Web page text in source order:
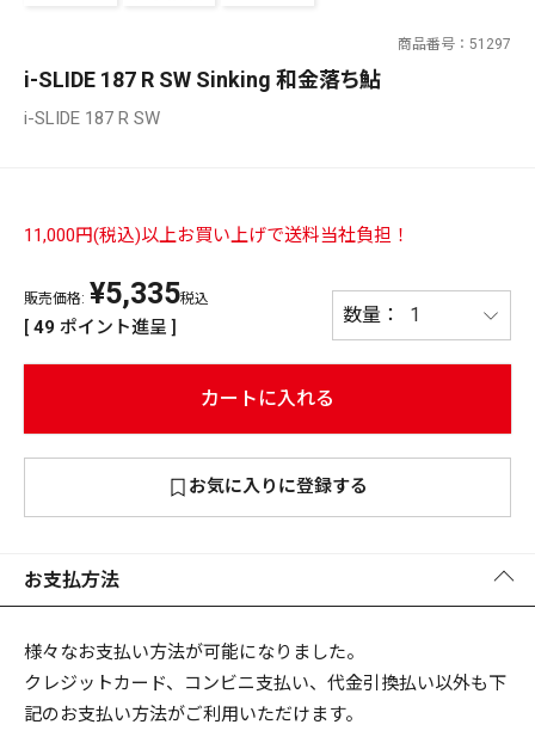
PREMIUM ［ オンライン限定 ］
PREMIUM
新作
リセット この内容で検索する
商品番号 51297
i-SLIDE 187 R SW Sinking 和金落ち鮎
i-SLIDE 187 R SW
11,000円(税込)以上お買い上げで送料当社負担！
販売価格: ¥5,335税込
[ 49 ポイント進呈 ]
カートに入れる
お気に入りに登録する
お支払方法
様々なお支払い方法が可能になりました。
クレジットカード、コンビニ支払い、代金引換払い以外も下
記のお支払い方法がご利用いただけます。